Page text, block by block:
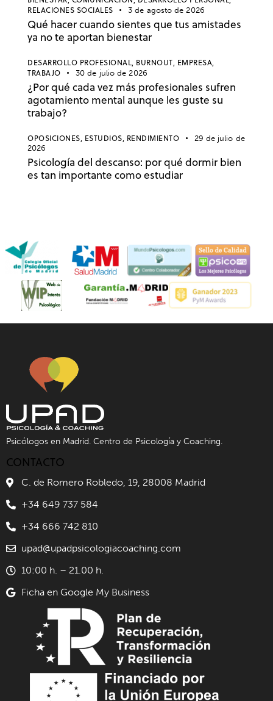
RELACIONES SOCIALES
3 de agosto de 2026
Qué hacer cuando sientes que tus amistades
ya no te aportan bienestar
DESARROLLO PROFESIONAL, BURNOUT, EMPRESA,
TRABAJO
30 de julio de 2026
¿Por qué cada vez más profesionales sufren
agotamiento mental aunque les guste su
trabajo?
OPOSICIONES, ESTUDIOS, RENDIMIENTO
29 de julio de
2026
Psicología del descanso: por qué dormir bien
es tan importante como estudiar
Psicólogos en Madrid. Centro de Psicología y Coaching.
CONTACTO
C. de Romero Robledo, 19, 28008 Madrid
+34 649 737 584
+34 666 742 810
upad@upadpsicologiacoaching.com
10:00 h. – 21.00 h.
Ficha en Google My Business